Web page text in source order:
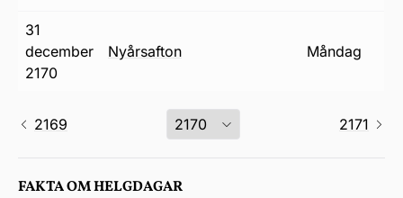
31
december
2170
nyårsafton måndag
2169 2171
FAKTA OM HELGDAGAR